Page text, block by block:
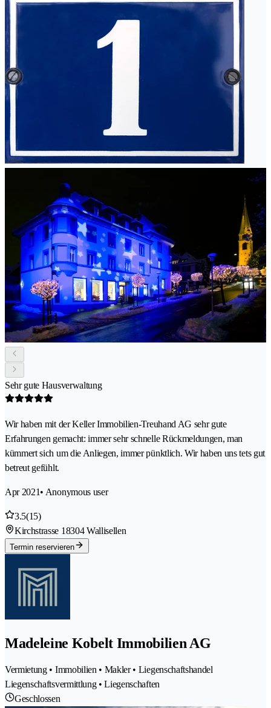
Sehr gute Hausverwaltung
Wir haben mit der Keller Immobilien-Treuhand AG sehr gute
Erfahrungen gemacht: immer sehr schnelle Rückmeldungen, man
kümmert sich um die Anliegen, immer pünktlich. Wir haben uns tets gut
betreut gefühlt.
Apr 2021• Anonymous user
3.5(15)
Kirchstrasse 18304 Wallisellen
Termin reservieren
Madeleine Kobelt Immobilien AG
Vermietung • Immobilien • Makler • Liegenschaftshandel
Liegenschaftsvermittlung • Liegenschaften
Geschlossen